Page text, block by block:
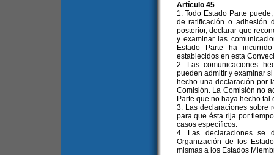
Artículo 45
1. Todo Estado Parte
de ratificación o adhesión
posterior, declarar que
y examinar las
Estado Parte ha
establecidos en esta
2. Las comunicaciones
pueden admitir y examinar
hecho una declaración por
Comisión. La Comisión no
Parte que no haya hecho tal
3. Las declaraciones sobre
para que ésta rija por
casos específicos.
4. Las declaraciones se
Organización de los
mismas a los Estados